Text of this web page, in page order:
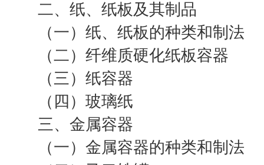
二、纸、纸板及其制品
（一）纸、纸板的种类和制法
（二）纤维质硬化纸板容器
（三）纸容器
（四）玻璃纸
三、金属容器
（一）金属容器的种类和制法